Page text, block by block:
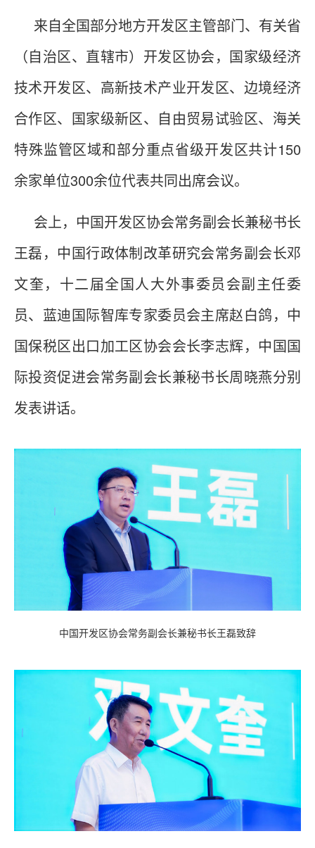
来自全国部分地方开发区主管部门、有关省
（自治区、直辖市）开发区协会，国家级经济
技术开发区、高新技术产业开发区、边境经济
合作区、国家级新区、自由贸易试验区、海关
特殊监管区域和部分重点省级开发区共计150
余家单位300余位代表共同出席会议。
会上，中国开发区协会常务副会长兼秘书长
王磊，中国行政体制改革研究会常务副会长邓
文奎，十二届全国人大外事委员会副主任委
员、蓝迪国际智库专家委员会主席赵白鸽，中
国保税区出口加工区协会会长李志辉，中国国
际投资促进会常务副会长兼秘书长周晓燕分别
发表讲话。
中国开发区协会常务副会长兼秘书长王磊致辞